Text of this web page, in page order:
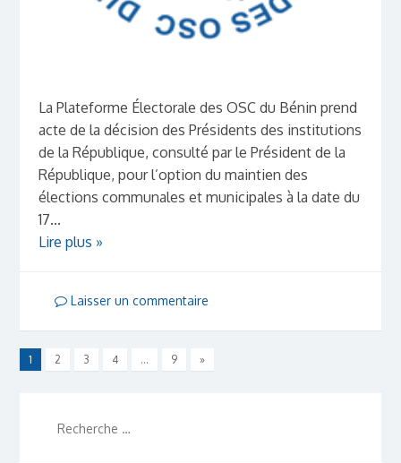
La Plateforme Électorale des OSC du Bénin prend
acte de la décision des Présidents des institutions
de la République, consulté par le Président de la
République, pour l’option du maintien des
élections communales et municipales à la date du
17...
Lire plus »
Laisser un commentaire
1 2 3 4 … 9 »